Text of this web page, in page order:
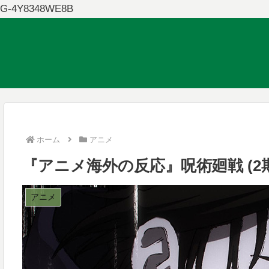
G-4Y8348WE8B
ホーム アニメ
『アニメ海外の反応』呪術廻戦
アニメ